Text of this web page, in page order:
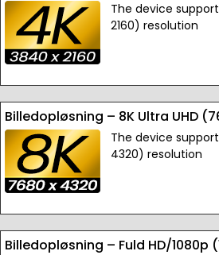
The device
2160) resolution
Billedopløsning – 8K Ultra UHD
The device
4320) resolution
Billedopløsning – Fuld HD/1080p